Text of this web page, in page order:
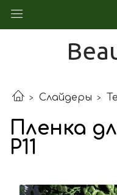
Слайдеры
Пленка
Р11